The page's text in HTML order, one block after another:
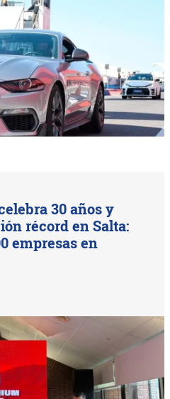
30 años y
récord en Salta:
empresas en